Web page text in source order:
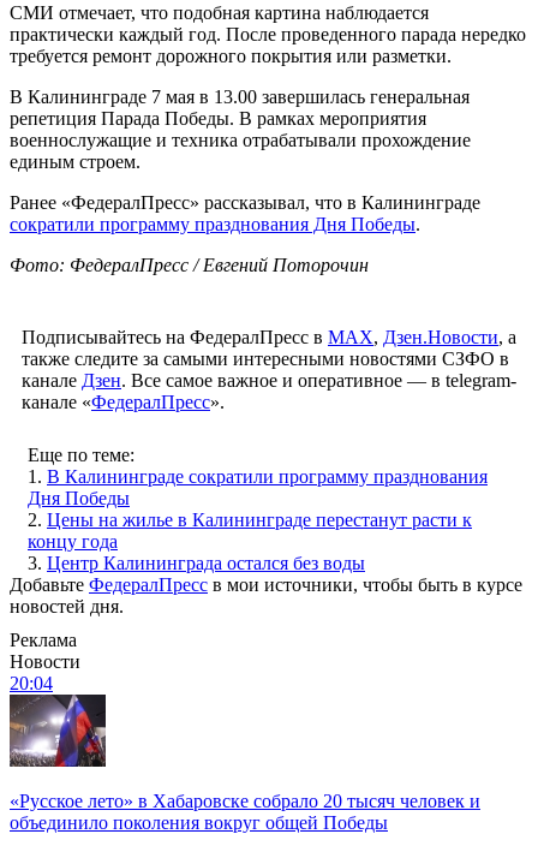
СМИ отмечает, что подобная картина наблюдается
практически каждый год. После проведенного парада нередко
требуется ремонт дорожного покрытия или разметки.
В Калининграде 7 мая в 13.00 завершилась генеральная
репетиция Парада Победы. В рамках мероприятия
военнослужащие и техника отрабатывали прохождение
единым строем.
Ранее «ФедералПресс» рассказывал, что в Калининграде
сократили программу празднования Дня Победы.
Фото: ФедералПресс / Евгений Поторочин
Подписывайтесь на ФедералПресс в МАХ, Дзен.Новости, а
также следите за самыми интересными новостями СЗФО в
канале Дзен. Все самое важное и оперативное — в telegram-
канале «ФедералПресс».
Еще по теме:
1. В Калининграде сократили программу празднования
Дня Победы
2. Цены на жилье в Калининграде перестанут расти к
концу года
3. Центр Калининграда остался без воды
Добавьте ФедералПресс в мои источники, чтобы быть в курсе
новостей дня.
Реклама
Новости
20:04
«Русское лето» в Хабаровске собрало 20 тысяч человек и
объединило поколения вокруг общей Победы